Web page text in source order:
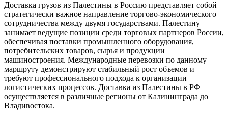
Доставка грузов из Палестины в Россию представляет собой
стратегически важное направление торгово-экономического
сотрудничества между двумя государствами. Палестину
занимает ведущие позиции среди торговых партнеров России,
обеспечивая поставки промышленного оборудования,
потребительских товаров, сырья и продукции
машиностроения. Международные перевозки по данному
маршруту демонстрируют стабильный рост объемов и
требуют профессионального подхода к организации
логистических процессов. Доставка из Палестины в РФ
осуществляется в различные регионы от Калининграда до
Владивостока.